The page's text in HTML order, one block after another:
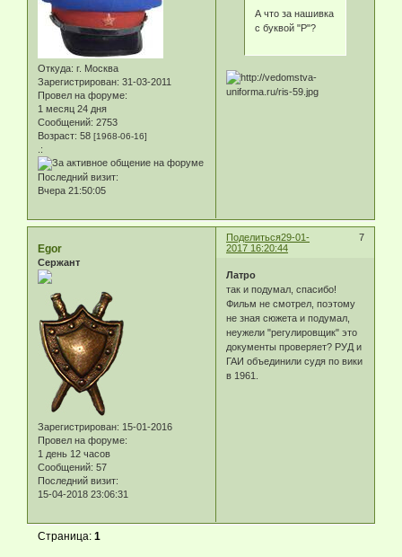
Откуда: г. Москва
Зарегистрирован: 31-03-2011
Провел на форуме:
1 месяц 24 дня
Сообщений: 2753
Возраст: 58 [1968-06-16]
.:
Последний визит:
Вчера 21:50:05
А что за нашивка
с буквой "Р"?
Поделиться 7
29-01-
2017 16:20:44
Egor
Сержант
Зарегистрирован: 15-01-2016
Провел на форуме:
1 день 12 часов
Сообщений: 57
Последний визит:
15-04-2018 23:06:31
Латро
так и подумал, спасибо!
Фильм не смотрел, поэтому
не зная сюжета и подумал,
неужели "регулировщик" это
документы проверяет? РУД и
ГАИ объединили судя по вики
в 1961.
Страница:1